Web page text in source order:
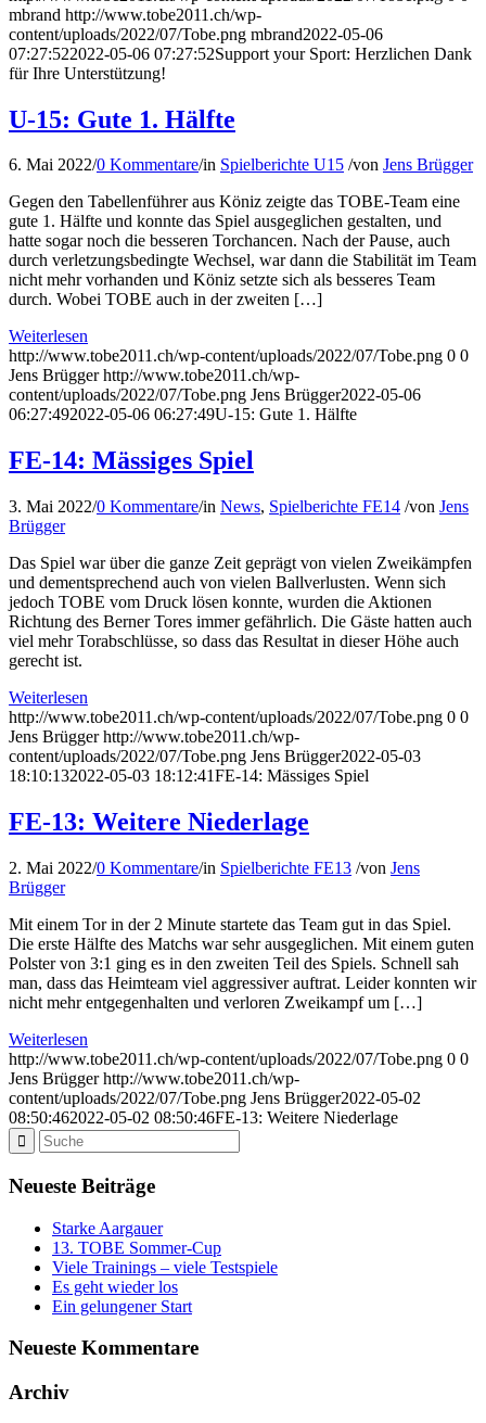
mbrand http://www.tobe2011.ch/wp-
content/uploads/2022/07/Tobe.png mbrand2022-05-06
07:27:522022-05-06 07:27:52Support your Sport: Herzlichen Dank
für Ihre Unterstützung!
U-15: Gute 1. Hälfte
6. Mai 2022/0 Kommentare/in Spielberichte U15 /von Jens Brügger
Gegen den Tabellenführer aus Köniz zeigte das TOBE-Team eine
gute 1. Hälfte und konnte das Spiel ausgeglichen gestalten, und
hatte sogar noch die besseren Torchancen. Nach der Pause, auch
durch verletzungsbedingte Wechsel, war dann die Stabilität im Team
nicht mehr vorhanden und Köniz setzte sich als besseres Team
durch. Wobei TOBE auch in der zweiten […]
Weiterlesen
http://www.tobe2011.ch/wp-content/uploads/2022/07/Tobe.png 0 0
Jens Brügger http://www.tobe2011.ch/wp-
content/uploads/2022/07/Tobe.png Jens Brügger2022-05-06
06:27:492022-05-06 06:27:49U-15: Gute 1. Hälfte
FE-14: Mässiges Spiel
3. Mai 2022/0 Kommentare/in News, Spielberichte FE14 /von Jens
Brügger
Das Spiel war über die ganze Zeit geprägt von vielen Zweikämpfen
und dementsprechend auch von vielen Ballverlusten. Wenn sich
jedoch TOBE vom Druck lösen konnte, wurden die Aktionen
Richtung des Berner Tores immer gefährlich. Die Gäste hatten auch
viel mehr Torabschlüsse, so dass das Resultat in dieser Höhe auch
gerecht ist.
Weiterlesen
http://www.tobe2011.ch/wp-content/uploads/2022/07/Tobe.png 0 0
Jens Brügger http://www.tobe2011.ch/wp-
content/uploads/2022/07/Tobe.png Jens Brügger2022-05-03
18:10:132022-05-03 18:12:41FE-14: Mässiges Spiel
FE-13: Weitere Niederlage
2. Mai 2022/0 Kommentare/in Spielberichte FE13 /von Jens
Brügger
Mit einem Tor in der 2 Minute startete das Team gut in das Spiel.
Die erste Hälfte des Matchs war sehr ausgeglichen. Mit einem guten
Polster von 3:1 ging es in den zweiten Teil des Spiels. Schnell sah
man, dass das Heimteam viel aggressiver auftrat. Leider konnten wir
nicht mehr entgegenhalten und verloren Zweikampf um […]
Weiterlesen
http://www.tobe2011.ch/wp-content/uploads/2022/07/Tobe.png 0 0
Jens Brügger http://www.tobe2011.ch/wp-
content/uploads/2022/07/Tobe.png Jens Brügger2022-05-02
08:50:462022-05-02 08:50:46FE-13: Weitere Niederlage
Neueste Beiträge
Starke Aargauer
13. TOBE Sommer-Cup
Viele Trainings – viele Testspiele
Es geht wieder los
Ein gelungener Start
Neueste Kommentare
Archiv